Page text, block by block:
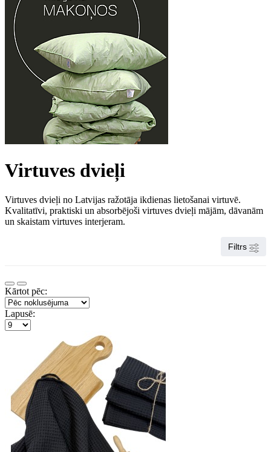
Virtuves dvieļi
Virtuves dvieļi no Latvijas ražotāja ikdienas lietošanai virtuvē.
Kvalitatīvi, praktiski un absorbējoši virtuves dvieļi mājām, dāvanām
un skaistam virtuves interjeram.
Filtrs
Kārtot pēc:
Lapusē: